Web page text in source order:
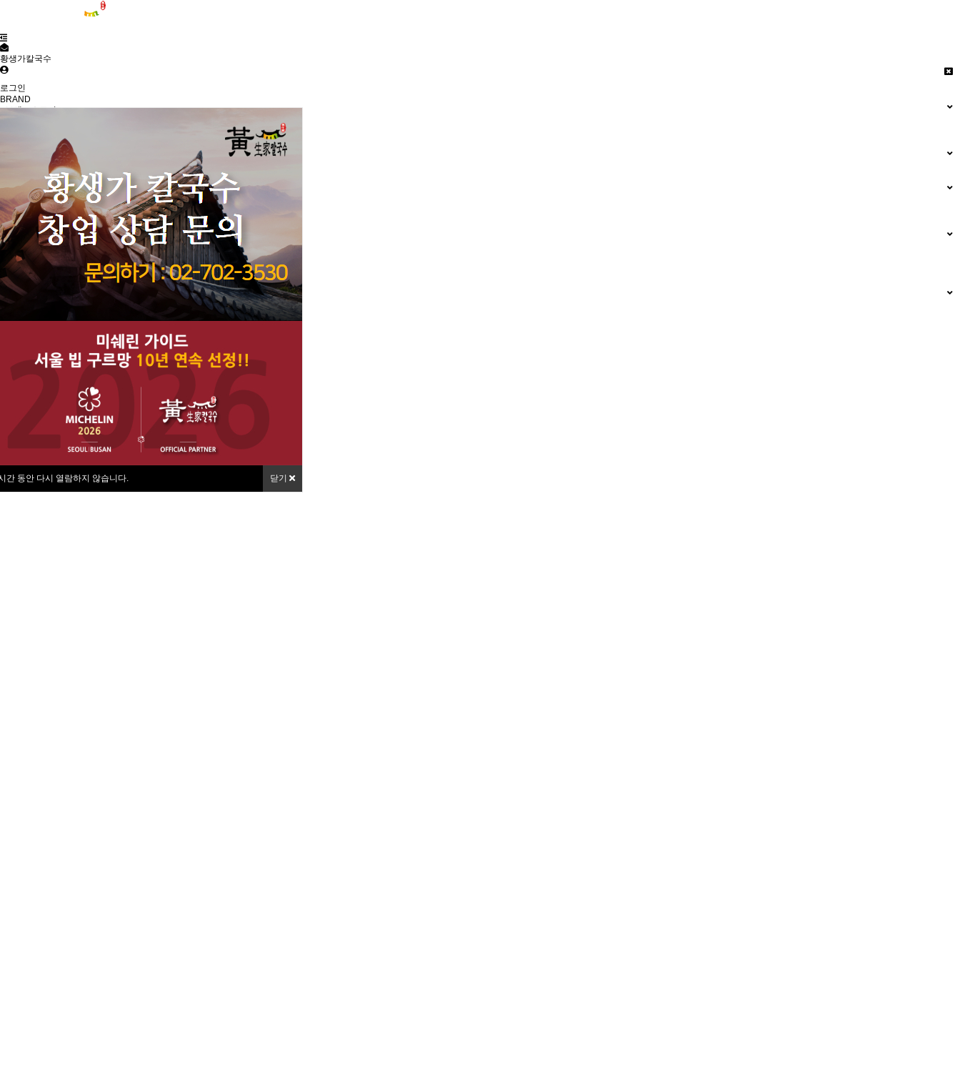
간 동안 다시 열람하지 않습니다. 닫기
황생가칼국수
로그인
BRAND
- 브랜드스토리
- 전체
- 본점메뉴
- 지점메뉴
FRANCHISE
- 창업경쟁력
- 개설절차
- 인테리어
- 창업상담
CUSTOMER
- 공지사항
- FAQ